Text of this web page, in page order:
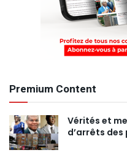
Premium Content
Vérités et
d’arrêts des